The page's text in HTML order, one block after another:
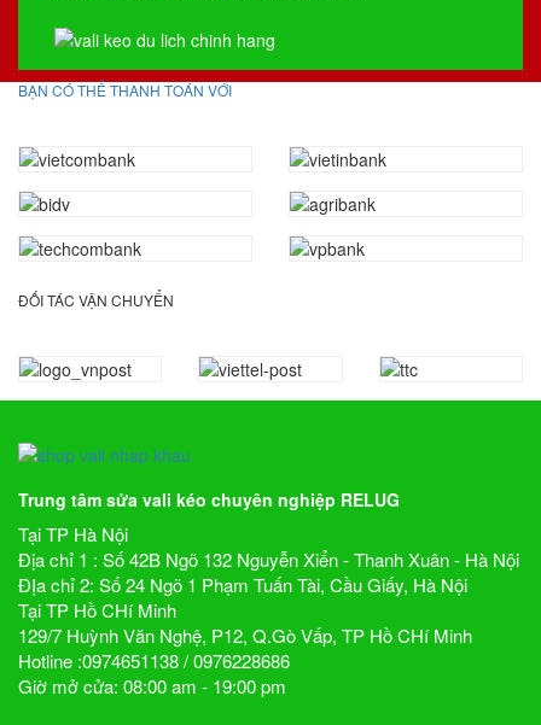
BẠN CÓ THỂ THANH TOÁN VỚI
ĐỐI TÁC VẬN CHUYỂN
Trung tâm sửa vali kéo chuyên nghiệp RELUG
Tại TP Hà Nội
Địa chỉ 1 : Số 42B Ngõ 132 Nguyễn Xiển - Thanh Xuân - Hà Nội
ĐỊa chỉ 2: Số 24 Ngõ 1 Phạm Tuấn Tài, Cầu Giấy, Hà Nội
Tại TP Hồ CHí Minh
129/7 Huỳnh Văn Nghệ, P12, Q.Gò Vấp, TP Hồ CHí Minh
Hotline :0974651138 / 0976228686
Giờ mở cửa: 08:00 am - 19:00 pm